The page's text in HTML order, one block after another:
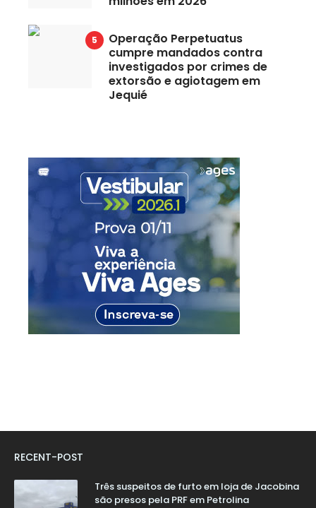
Operação Perpetuatus
cumpre mandados contra
investigados por crimes de
extorsão e agiotagem em
Jequié
RECENT-POST
Três suspeitos de furto em loja de Jacobina
são presos pela PRF em Petrolina